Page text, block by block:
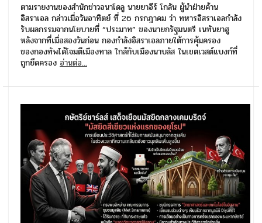
ตามรายงานของสำนักข่าวอนาโดลู นายยาอีร์ โกลัน ผู้นำฝ่ายค้าน
อิสราเอล กล่าวเมื่อวันอาทิตย์ ที่ 26 กรกฎาคม ว่า ทหารอิสราเอลกำลัง
รับผลกรรมจากนโยบายที่ “ประมาท” ของนายกรัฐมนตรี เนทันยาฮู
หลังจากที่เมื่อสองวันก่อน กองกำลังอิสราเอลภายใต้การคุ้มครอง
ของกองทัพได้โจมตีเมืองทาล ใกล้กับเมืองนาบลัส ในเขตเวสต์แบงก์ที่
ถูกยึดครอง อ่านต่อ...